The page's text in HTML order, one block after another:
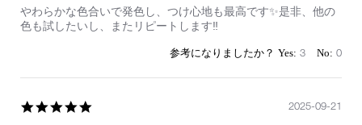
Review
by
2025
review
stating
ル
ダ
やわらかな色合いで発色し、つけ心地も最高です✨是非、他の
色も試したいし、またリピートします‼️
3 0
2025-09-21